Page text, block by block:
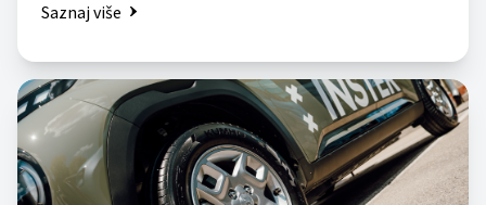
Saznaj više